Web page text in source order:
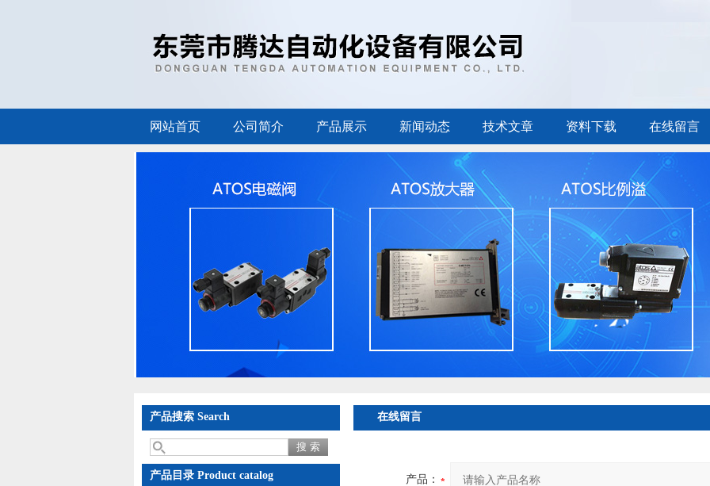
网站首页 公司简介 产品展示 新闻动态 技术文章 资料下载 在线留言
产品搜索 Search
产品目录 Product catalog
在线留言
产品：